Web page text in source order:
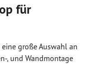
für
große Auswahl an
, und Wandmontage